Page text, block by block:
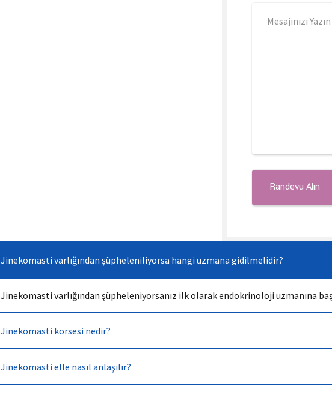
Jinekomasti varlığından şüpheleniliyorsa hangi uzmana gidilmelidir?
Jinekomasti varlığından şüpheleniyorsanız ilk olarak endokrinoloji uzmanına
Jinekomasti korsesi nedir?
Jinekomasti elle nasıl anlaşılır?